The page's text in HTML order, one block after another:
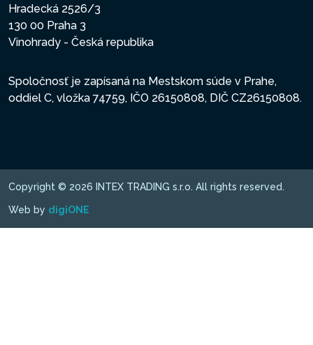
Hradecká 2526/3
130 00 Praha 3
Vinohrady - Česká republika
Spoločnosť je zapísaná na Mestskom súde v Prahe,
oddiel C, vložka 74759, IČO 26150808, DIČ CZ26150808.
Copyright © 2026 INTEX TRADING s.r.o. All rights reserved.
Web by digiONE